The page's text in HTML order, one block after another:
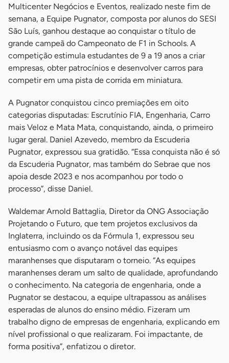
Multicenter Negócios e Eventos, realizado neste fim de
semana, a Equipe Pugnator, composta por alunos do SESI
São Luís, ganhou destaque ao conquistar o título de
grande campeã do Campeonato de F1 in Schools. A
competição estimula estudantes de 9 a 19 anos a criar
empresas, obter patrocínios e desenvolver carros para
competir em uma pista de corrida em miniatura.
A Pugnator conquistou cinco premiações em oito
categorias disputadas: Escrutínio FIA, Engenharia, Carro
mais Veloz e Mata Mata, conquistando, ainda, o primeiro
lugar geral. Daniel Azevedo, membro da Escuderia
Pugnator, expressou sua gratidão. “Essa conquista não é só
da Escuderia Pugnator, mas também do Sebrae que nos
apoia desde 2023 e nos acompanhou por todo o
processo”, disse Daniel.
Waldemar Arnold Battaglia, Diretor da ONG Associação
Projetando o Futuro, que tem projetos exclusivos da
Inglaterra, incluindo os da Fórmula 1, expressou seu
entusiasmo com o avanço notável das equipes
maranhenses que disputaram o torneio. “As equipes
maranhenses deram um salto de qualidade, aprofundando
o conhecimento. Na categoria de engenharia, onde a
Pugnator se destacou, a equipe ultrapassou as análises
esperadas de alunos do ensino médio. Fizeram um
trabalho digno de empresas de engenharia, explicando em
nível profissional o que realizaram. Foi impactante, de
forma positiva”, enfatizou o diretor.